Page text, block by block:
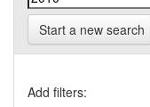
Start a new search
Add filters: